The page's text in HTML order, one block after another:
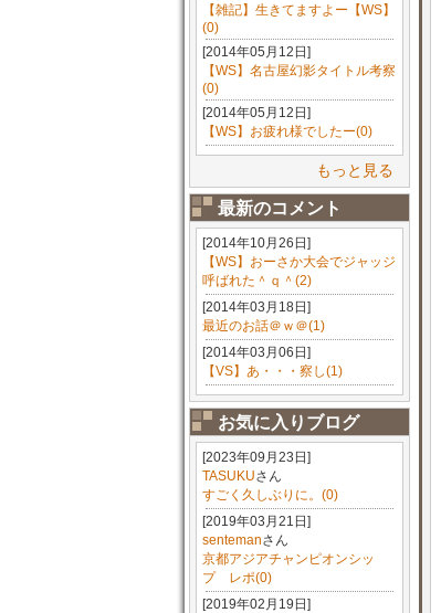
【雑記】生きてますよー【WS】
(0)
[2014年05月12日]
【WS】名古屋幻影タイトル考察
(0)
[2014年05月12日]
【WS】お疲れ様でしたー(0)
もっと見る
最新のコメント
[2014年10月26日]
【WS】おーさか大会でジャッジ
呼ばれた＾ｑ＾(2)
[2014年03月18日]
最近のお話＠ｗ＠(1)
[2014年03月06日]
【VS】あ・・・察し(1)
お気に入りブログ
[2023年09月23日]
TASUKUさん
すごく久しぶりに。(0)
[2019年03月21日]
sentemanさん
京都アジアチャンピオンシッ
プ レポ(0)
[2019年02月19日]